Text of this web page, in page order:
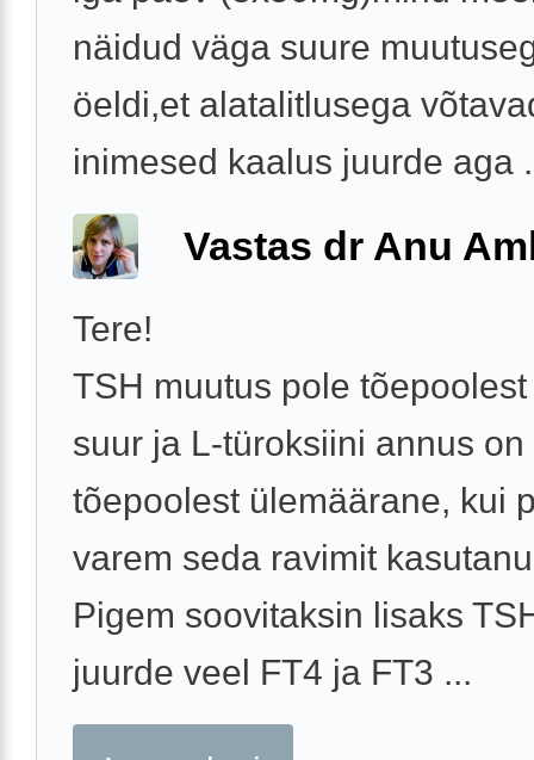
näidud väga suure
öeldi,et alatalitlusega
inimesed kaalus juurde aga
Vastas dr Anu
Tere!
TSH muutus pole
suur ja L-türoksiini annus on
tõepoolest ülemäärane, kui
varem seda ravimit
Pigem soovitaksin lisaks
juurde veel FT4 ja FT3 ...